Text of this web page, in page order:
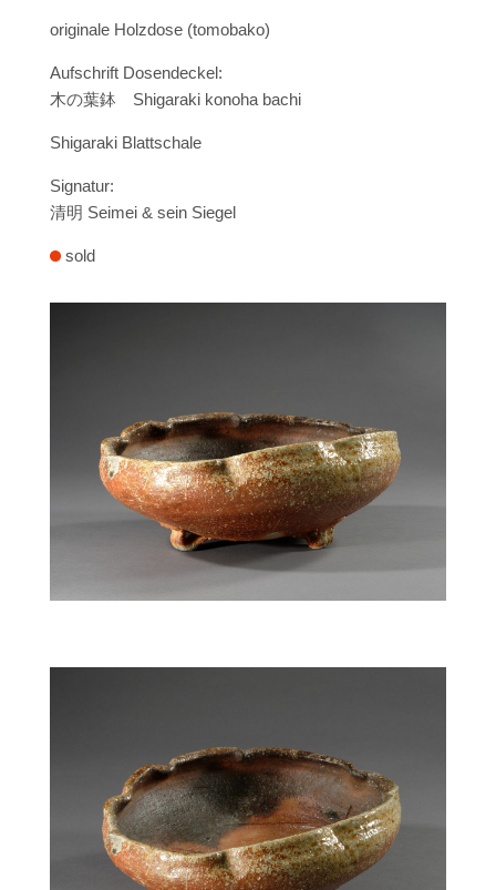
originale Holzdose (tomobako)
Aufschrift Dosendeckel:
木の葉鉢 Shigaraki konoha bachi
Shigaraki Blattschale
Signatur:
清明 Seimei & sein Siegel
sold